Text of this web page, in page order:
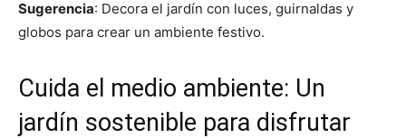
Sugerencia: Decora el jardín con luces, guirnaldas y
globos para crear un ambiente festivo.
Cuida el medio ambiente: Un
jardín sostenible para disfrutar